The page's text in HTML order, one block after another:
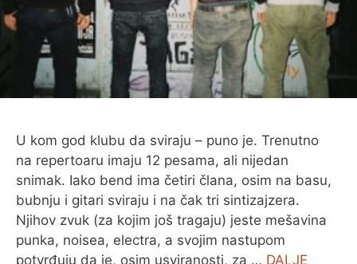
U kom god klubu da sviraju – puno je. Trenutno
na repertoaru imaju 12 pesama, ali nijedan
snimak. Iako bend ima četiri člana, osim na basu,
bubnju i gitari sviraju i na čak tri sintizajzera.
Njihov zvuk (za kojim još tragaju) jeste mešavina
punka, noisea, electra, a svojim nastupom
potvrđuju da je, osim usviranosti, za … DALJE